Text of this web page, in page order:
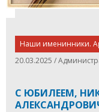
Наши именинники.
20.03.2025 /
С ЮБИЛЕЕМ,